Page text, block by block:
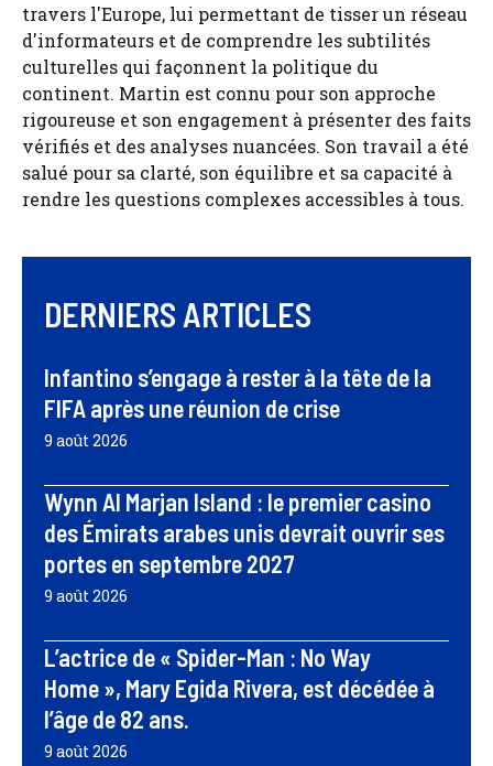
travers l'Europe, lui permettant de tisser un réseau
d'informateurs et de comprendre les subtilités
culturelles qui façonnent la politique du
continent. Martin est connu pour son approche
rigoureuse et son engagement à présenter des faits
vérifiés et des analyses nuancées. Son travail a été
salué pour sa clarté, son équilibre et sa capacité à
rendre les questions complexes accessibles à tous.
DERNIERS ARTICLES
Infantino s’engage à rester à la tête de la
FIFA après une réunion de crise
9 août 2026
Wynn Al Marjan Island : le premier casino
des Émirats arabes unis devrait ouvrir ses
portes en septembre 2027
9 août 2026
L’actrice de « Spider-Man : No Way
Home », Mary Egida Rivera, est décédée à
l’âge de 82 ans.
9 août 2026